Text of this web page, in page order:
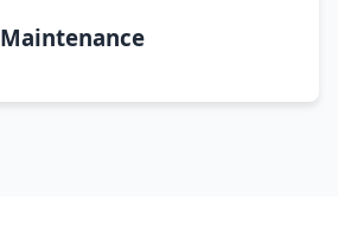
Maintenance